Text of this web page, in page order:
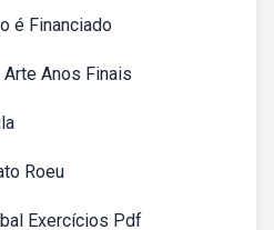
é Financiado
Arte Anos Finais
Roeu
Exercícios Pdf